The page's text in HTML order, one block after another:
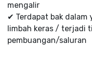
mengalir
✔ Terdapat bak dalam
limbah keras / terjadi
pembuangan/saluran